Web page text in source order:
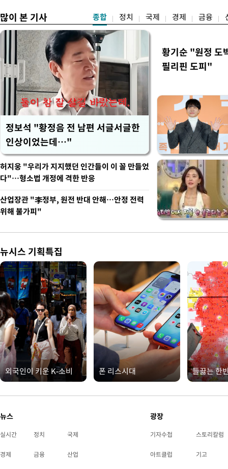
많이 본 기사 종합 정치 국제 경제 금융
정보석 "황정음 전 남편 서글서글한
인상이었는데…"
황기순 "원정 도
필리핀 도피"
허지웅 "우리가 지지했던 인간들이 이 꼴 만들었
다"…형소법 개정에 격한 반응
산업장관 "李정부, 원전 반대 안해…안정 전력
위해 불가피"
뉴시스 기획특집
외국인이 키운 K-소비 폰 리스시대 들끓는 한
뉴스
실시간 정치 국제
경제 금융 산업
광장
기자수첩 스토리칼럼
아트클럽 기고